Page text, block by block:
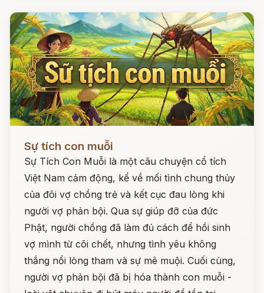
Sự tích con muỗi
Sự Tích Con Muỗi là một câu chuyện cổ tích
Việt Nam cảm động, kể về mối tình chung thủy
của đôi vợ chồng trẻ và kết cục đau lòng khi
người vợ phản bội. Qua sự giúp đỡ của đức
Phật, người chồng đã làm đủ cách để hồi sinh
vợ mình từ cõi chết, nhưng tình yêu không
thắng nổi lòng tham và sự mê muội. Cuối cùng,
người vợ phản bội đã bị hóa thành con muỗi -